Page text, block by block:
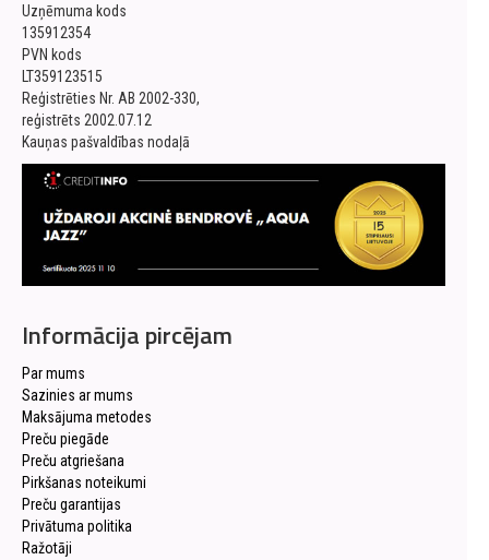
Uzņēmuma kods
135912354
PVN kods
LT359123515
Reģistrēties Nr. AB 2002-330,
reģistrēts 2002.07.12
Kauņas pašvaldības nodaļā
Informācija pircējam
Par mums
Sazinies ar mums
Maksājuma metodes
Preču piegāde
Preču atgriešana
Pirkšanas noteikumi
Preču garantijas
Privātuma politika
Ražotāji